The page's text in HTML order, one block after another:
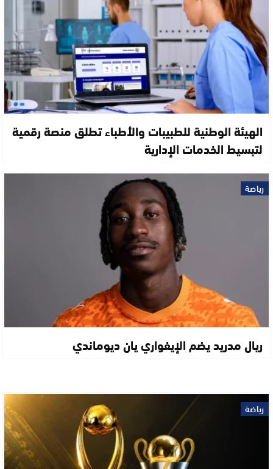
الهيئة الوطنية للطبيبات والأطباء تطلق منصة رقمية
لتبسيط الخدمات الإدارية
رياضة
ريال مدريد يضم الإيفواري يان ديوماندي
رياضة